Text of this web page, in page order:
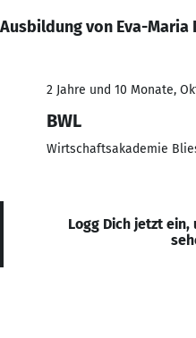
Ausbildung von Eva-Maria
2 Jahre und 10 Monate,
BWL
Wirtschaftsakademie
Logg Dich jetzt